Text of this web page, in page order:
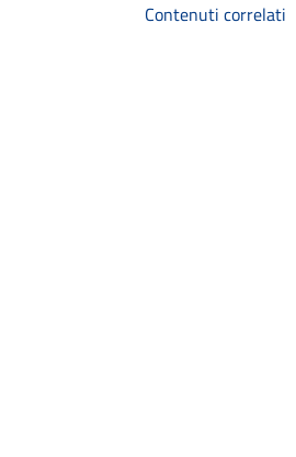
Contenuti correlati